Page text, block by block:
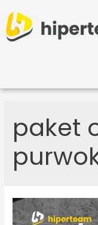
paket